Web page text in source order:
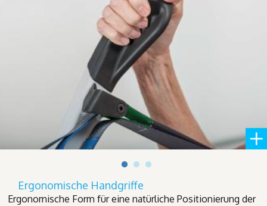
Ergonomische Handgriffe
Ergonomische Form für eine natürliche Positionierung der